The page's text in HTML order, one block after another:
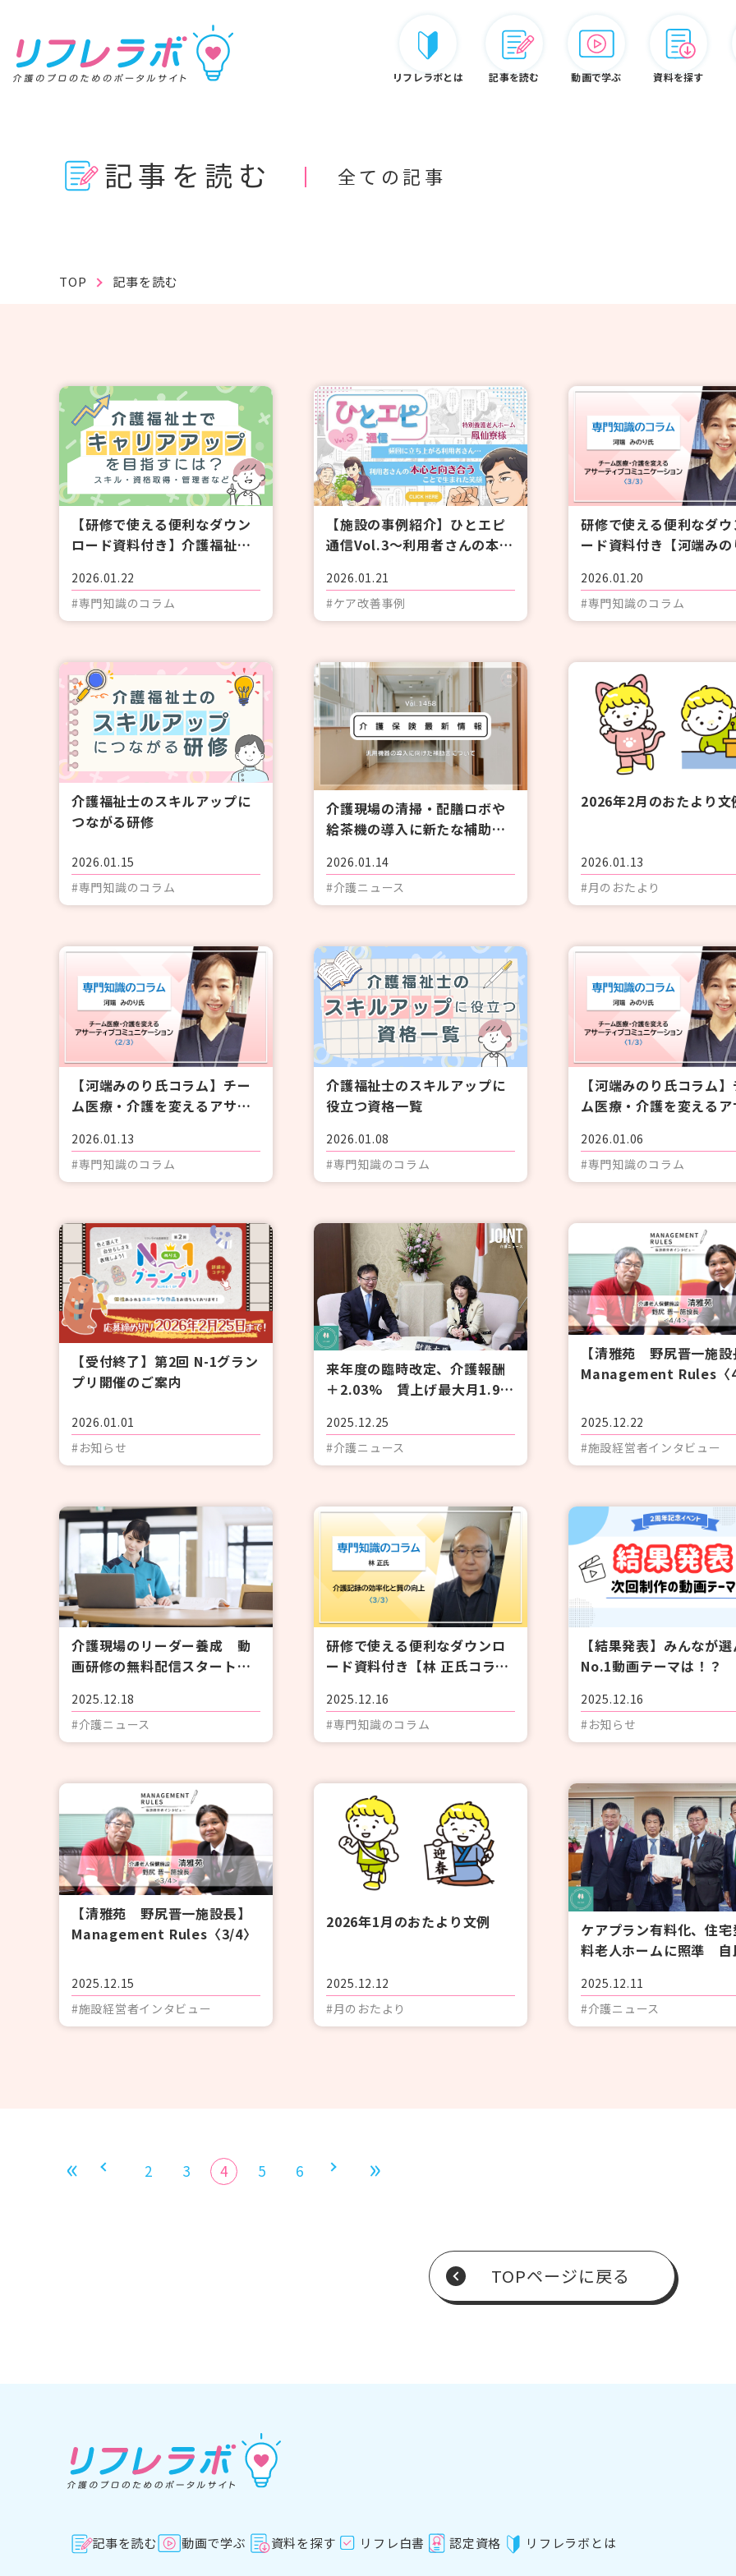
リフレラボとは 記事を読む 動画で学ぶ 資料を探す
#在宅復帰
#研修 #人材育成 #施設経営情報 #認知症
#ぬりえ
#事例紹介
#外国語対応 #排便 #経営者向け #現場向け
個人情報保護方針利用規約お問い合わせ
記事を読む 全ての記事
TOP 記事を読む
【研修で使える便利なダウン
ロード資料付き】介護福祉士
は？スキル・資格取得・管理
者など
2026.01.22
#専門知識のコラム
【施設の事例紹介】ひとエピ
通信Vol.3～利用者さんの本心
顔～
2026.01.21
#ケア改善事例
研修で使える便利なダ
ード資料付き【河端み
変えるアサーティブコ
ケーション〈3/3〉
2026.01.20
#専門知識のコラム
介護福祉士のスキルアップに
つながる研修
2026.01.15
#専門知識のコラム
介護現場の清掃・配膳ロボや
給茶機の導入に新たな補助
者が対象
2026.01.14
#介護ニュース
2026年2月のおたより文
2026.01.13
#月のおたより
【河端みのり氏コラム】チー
ム医療・介護を変えるアサー
〈2/3〉
2026.01.13
#専門知識のコラム
介護福祉士のスキルアップに
役立つ資格一覧
2026.01.08
#専門知識のコラム
【河端みのり氏コラム
ム医療・介護を変える
〈1/3〉
2026.01.06
#専門知識のコラム
【受付終了】第2回 N-1グラン
プリ開催のご案内
2026.01.01
#お知らせ
来年度の臨時改定、介護報酬
＋2.03% 賃上げ最大月1.9万
2025.12.25
#介護ニュース
【清雅苑 野尻晋一施
Management Rules〈
2025.12.22
#施設経営者インタビュー
介護現場のリーダー養成 動
画研修の無料配信スタート＝
2025.12.18
#介護ニュース
研修で使える便利なダウンロ
ード資料付き【林 正氏コラ
向上〈3/3〉
2025.12.16
#専門知識のコラム
【結果発表】みんなが
No.1動画テーマは！？
2025.12.16
#お知らせ
【清雅苑 野尻晋一施設長】
Management Rules〈3/4〉
2025.12.15
#施設経営者インタビュー
2026年1月のおたより文例
2025.12.12
#月のおたより
ケアプラン有料化、住
料老人ホームに照準 自
堅持」を要請
2025.12.11
#介護ニュース
2 3 4 5 6
TOPページに戻る
記事を読む 動画で学ぶ 資料を探す リフレ白書 認定資格 リフレラボとは